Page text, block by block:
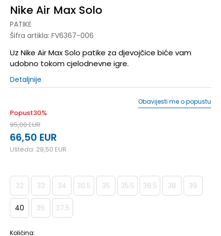
Nike Air Max Solo
PATIKE
Šifra artikla: FV6367-006
Uz Nike Air Max Solo patike za djevojčice biće vam
udobno tokom cjelodnevne igre.
Detaljnije
Popust30%
95,00EUR
66,50 EUR
Ušteda: 28,50 EUR
Obavijesti me o popustu
32 33 34 36.5 35 35.5 38.5 38 39
40 36 37.5
Količina: